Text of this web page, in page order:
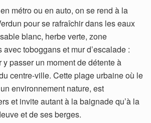
métro ou en auto, on se rend à la
pour se rafraîchir dans les eaux
blanc, herbe verte, zone
avec toboggans et mur d’escalade :
y passer un moment de détente à
centre-ville. Cette plage urbaine où le
environnement nature, est
et invite autant à la baignade qu’à la
et de ses berges.